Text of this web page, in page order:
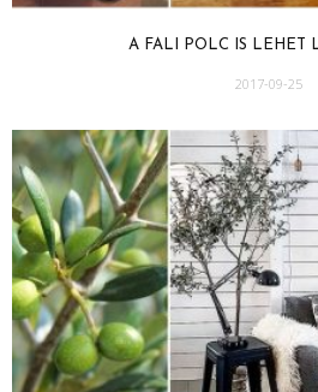
A FALI POLC IS LEHET
2017-09-25